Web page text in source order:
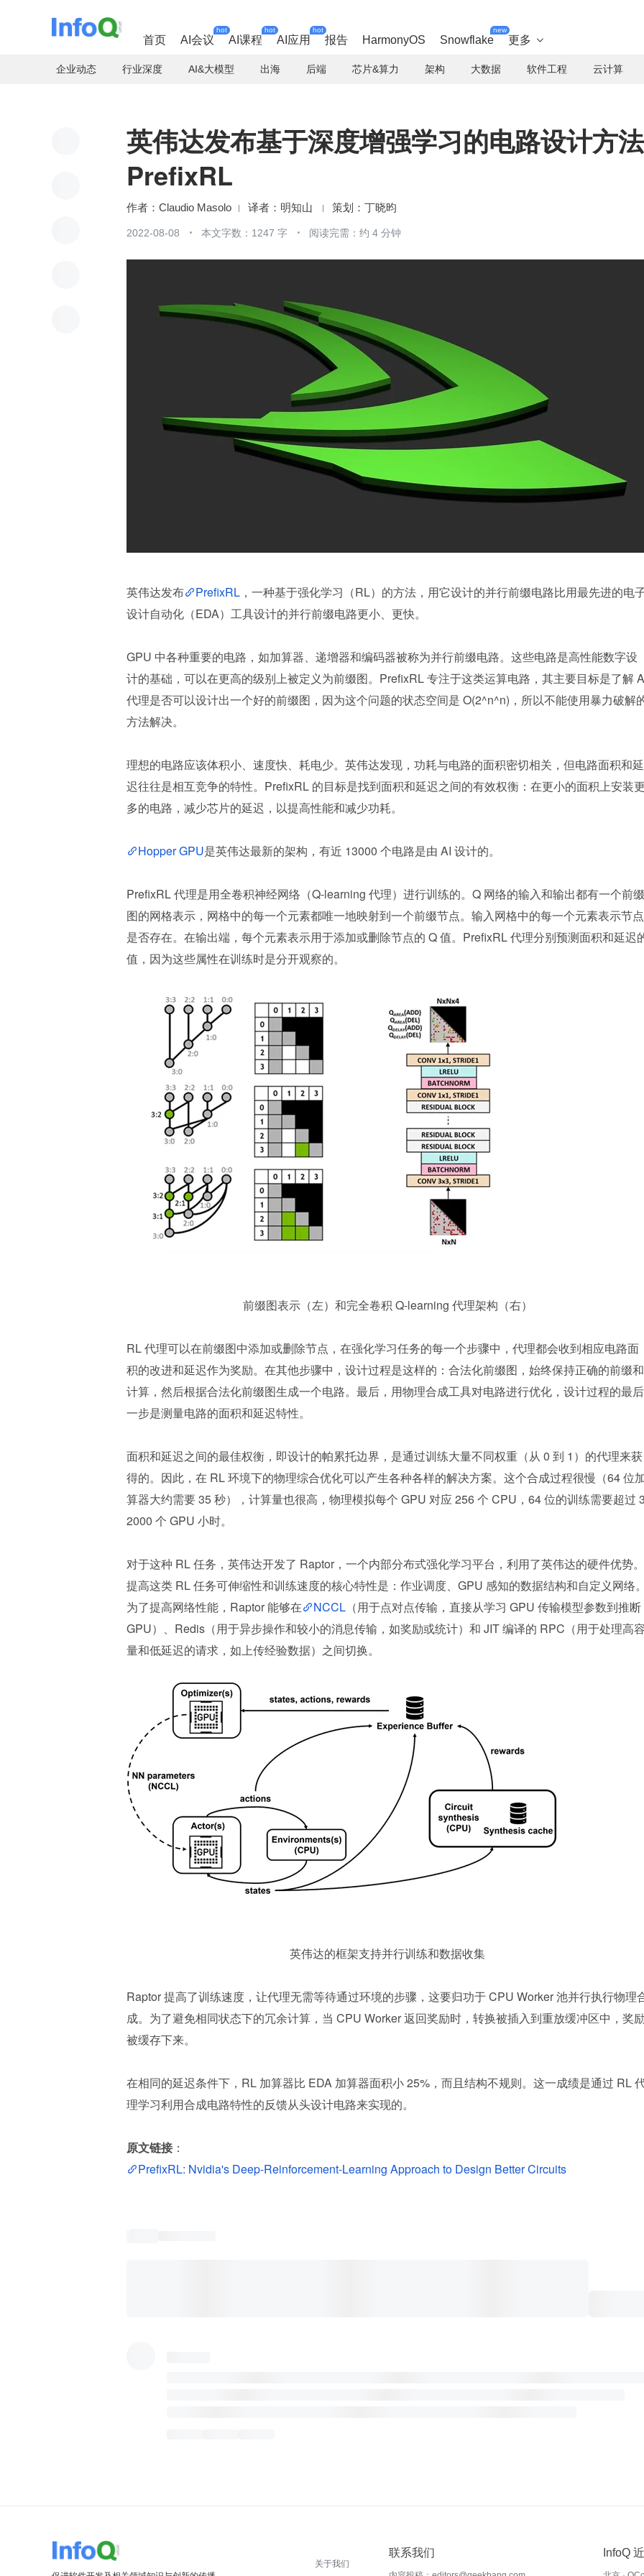
首页 AI会议
hot
AI课程
hot
AI应用
hot
报告 HarmonyOS Snowflake
new
更多 
企业动态 行业深度 AI&大模型 出海 后端 芯片&算力 架构 大数据 软件工程 云计算
英伟达发布基于深度增强学习的电路设计方法
PrefixRL
作者：Claudio Masolo 明知山 丁晓昀
2022-08-08 本文字数：1247 字 阅读完需：约 4 分钟
英伟达发布 PrefixRL ，一种基于强化学习（RL）的方法，用它设计的并行前缀电路比用最先进的电
设计自动化（EDA）工具设计的并行前缀电路更小、更快。
GPU 中各种重要的电路，如加算器、递增器和编码器被称为并行前缀电路。这些电路是高性能数字设
计的基础，可以在更高的级别上被定义为前缀图。PrefixRL 专注于这类运算电路，其主要目标是了解
代理是否可以设计出一个好的前缀图，因为这个问题的状态空间是 O(2^n^n)，所以不能使用暴力破解
方法解决。
理想的电路应该体积小、速度快、耗电少。英伟达发现，功耗与电路的面积密切相关，但电路面积和延
迟往往是相互竞争的特性。PrefixRL 的目标是找到面积和延迟之间的有效权衡：在更小的面积上安装更
多的电路，减少芯片的延迟，以提高性能和减少功耗。
Hopper GPU是英伟达最新的架构，有近 13000 个电路是由 AI 设计的。
PrefixRL 代理是用全卷积神经网络（Q-learning 代理）进行训练的。Q 网络的输入和输出都有一个前缀
图的网格表示，网格中的每一个元素都唯一地映射到一个前缀节点。输入网格中的每一个元素表示节点
是否存在。在输出端，每个元素表示用于添加或删除节点的 Q 值。PrefixRL 代理分别预测面积和延迟
值，因为这些属性在训练时是分开观察的。
前缀图表示（左）和完全卷积 Q-learning 代理架构（右）
RL 代理可以在前缀图中添加或删除节点，在强化学习任务的每一个步骤中，代理都会收到相应电路面
积的改进和延迟作为奖励。在其他步骤中，设计过程是这样的：合法化前缀图，始终保持正确的前缀和
计算，然后根据合法化前缀图生成一个电路。最后，用物理合成工具对电路进行优化，设计过程的最后
一步是测量电路的面积和延迟特性。
面积和延迟之间的最佳权衡，即设计的帕累托边界，是通过训练大量不同权重（从 0 到 1）的代理来获
得的。因此，在 RL 环境下的物理综合优化可以产生各种各样的解决方案。这个合成过程很慢（64 位
算器大约需要 35 秒），计算量也很高，物理模拟每个 GPU 对应 256 个 CPU，64 位的训练需要超过 3
2000 个 GPU 小时。
对于这种 RL 任务，英伟达开发了 Raptor，一个内部分布式强化学习平台，利用了英伟达的硬件优势。
提高这类 RL 任务可伸缩性和训练速度的核心特性是：作业调度、GPU 感知的数据结构和自定义网络。
为了提高网络性能，Raptor 能够在
NCCL （用于点对点传输，直接从学习 GPU 传输模型参数到推断
GPU）、Redis（用于异步操作和较小的消息传输，如奖励或统计）和 JIT 编译的 RPC（用于处理高容
量和低延迟的请求，如上传经验数据）之间切换。
英伟达的框架支持并行训练和数据收集
Raptor 提高了训练速度，让代理无需等待通过环境的步骤，这要归功于 CPU Worker 池并行执行物理
成。为了避免相同状态下的冗余计算，当 CPU Worker 返回奖励时，转换被插入到重放缓冲区中，奖励
被缓存下来。
在相同的延迟条件下，RL 加算器比 EDA 加算器面积小 25%，而且结构不规则。这一成绩是通过 RL
理学习利用合成电路特性的反馈从头设计电路来实现的。
原文链接 ：
PrefixRL: Nvidia's Deep-Reinforcement-Learning Approach to Design Better Circuits
关于我们
联系我们 InfoQ